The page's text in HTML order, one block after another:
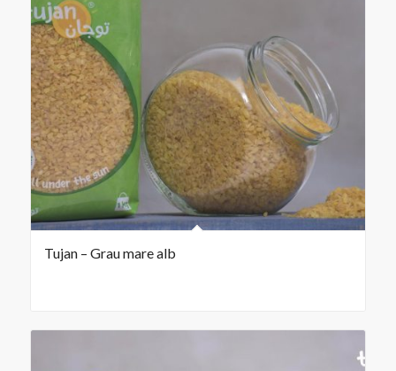
Tujan – Grau mare alb